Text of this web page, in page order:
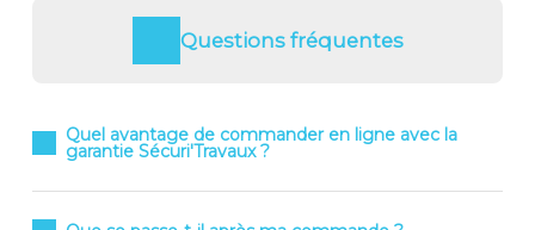
Questions fréquentes
Quel avantage de commander en ligne avec la
garantie Sécuri'Travaux ?